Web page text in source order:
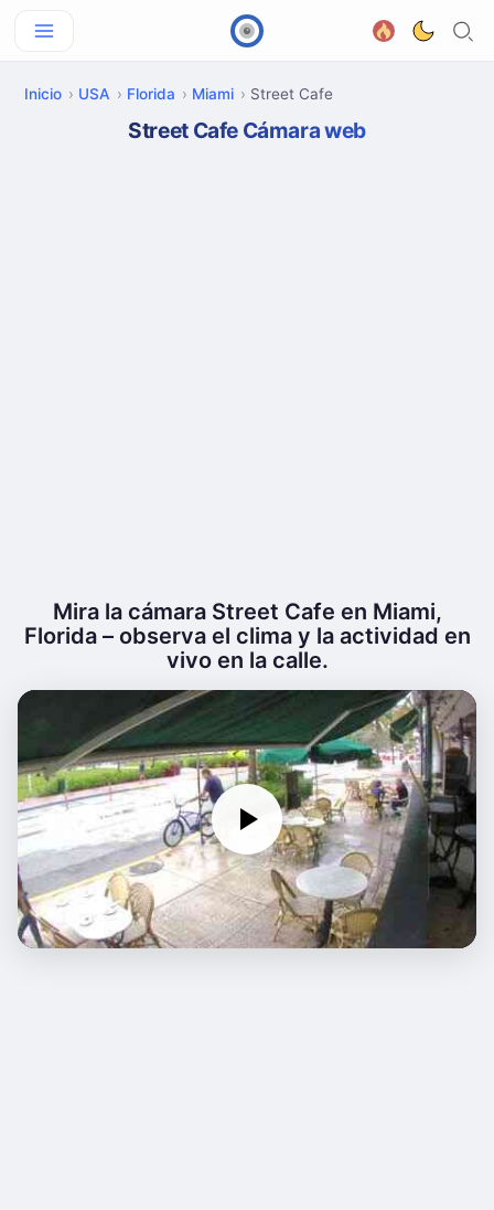
Inicio USA Florida Miami Street Cafe
Street Cafe Cámara web
Mira la cámara Street Cafe en Miami,
Florida – observa el clima y la actividad en
vivo en la calle.